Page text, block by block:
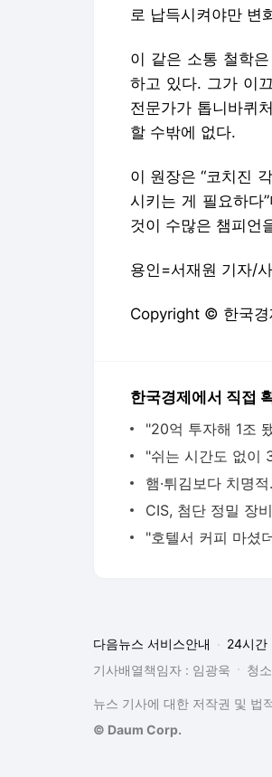
로 납득시켜야만 변
이 같은 소통 철학
하고 있다. 그가 이
전문가가 톱니바퀴
할 수밖에 없다.
이 원장은 “코치진
시키는 게 필요하다
것이 수많은 챔피언
용인=서재원 기자/
Copyright © 한국경
한국경제에서 직접
다음뉴스 서비스안내 24시간
기사배열책임자 : 임광욱
청
뉴스 기사에 대한 저작권 및 법
© Daum Corp.